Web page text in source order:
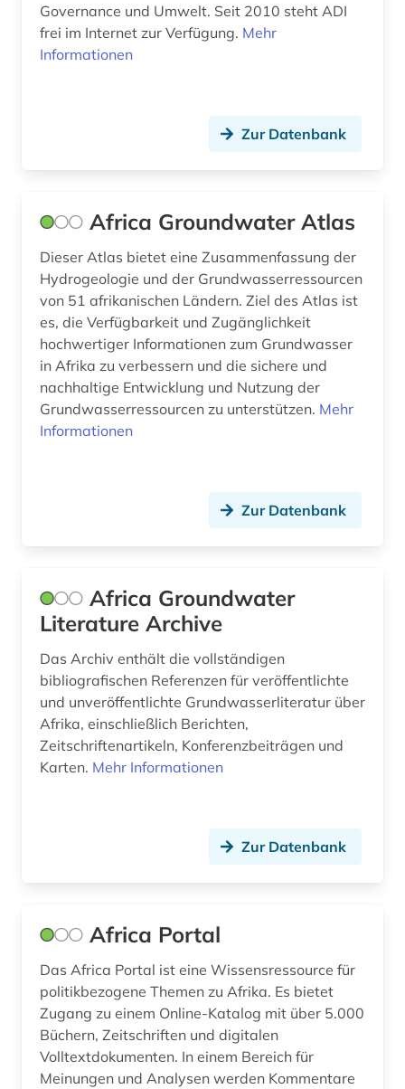
Governance und Umwelt. Seit 2010 steht ADI
frei im Internet zur Verfügung. Mehr
Informationen
Zur Datenbank
Africa Groundwater Atlas
Dieser Atlas bietet eine Zusammenfassung der
Hydrogeologie und der Grundwasserressourcen
von 51 afrikanischen Ländern. Ziel des Atlas ist
es, die Verfügbarkeit und Zugänglichkeit
hochwertiger Informationen zum Grundwasser
in Afrika zu verbessern und die sichere und
nachhaltige Entwicklung und Nutzung der
Grundwasserressourcen zu unterstützen. Mehr
Informationen
Zur Datenbank
Africa Groundwater
Literature Archive
Das Archiv enthält die vollständigen
bibliografischen Referenzen für veröffentlichte
und unveröffentlichte Grundwasserliteratur über
Afrika, einschließlich Berichten,
Zeitschriftenartikeln, Konferenzbeiträgen und
Karten. Mehr Informationen
Zur Datenbank
Africa Portal
Das Africa Portal ist eine Wissensressource für
politikbezogene Themen zu Afrika. Es bietet
Zugang zu einem Online-Katalog mit über 5.000
Büchern, Zeitschriften und digitalen
Volltextdokumenten. In einem Bereich für
Meinungen und Analysen werden Kommentare